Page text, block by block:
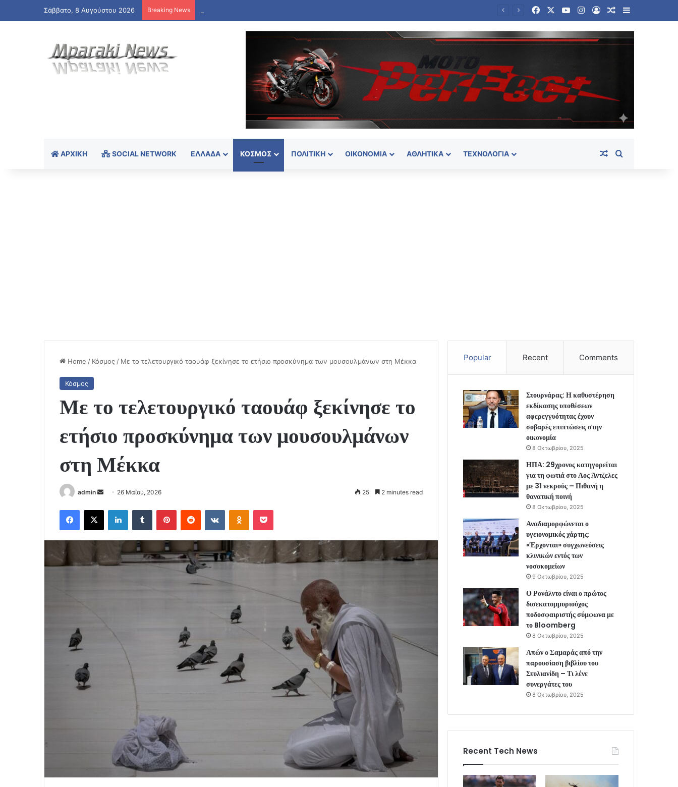
Σάββατο, 8 Αυγούστου 2026 Breaking News FacebookYouTubeInstagram
Log InRandom Article
Sidebar
ΑΡΧΙΚΉ SOCIAL NETWORK ΕΛΛΆΔΑ ΚΌΣΜΟΣ ΠΟΛΙΤΙΚΉ ΟΙΚΟΝΟΜΊΑ ΑΘΛΗΤΙΚΆ ΤΕΧΝΟΛΟΓΊΑ Random Article
Home / Κόσμος / Με το τελετουργικό ταουάφ ξεκίνησε το ετήσιο προσκύνημα των μουσουλμάνων στη Μέκκα
Κόσμος
Με το τελετουργικό ταουάφ ξεκίνησε το
ετήσιο προσκύνημα των μουσουλμάνων
στη Μέκκα
admin
Send
email
26 Μαΐου, 2026 25 2 minutes read
Facebook
X LinkedInTumblr PinterestReddit VKontakteOdnoklassniki
Pocket
Popular Recent Comments
Στουρνάρας: Η καθυστέρηση
εκδίκασης υποθέσεων
αφερεγγυότητας έχουν
σοβαρές επιπτώσεις στην
οικονομία
8 Οκτωβρίου, 2025
ΗΠΑ: 29χρονος κατηγορείται
για τη φωτιά στο Λος Άντζελες
με 31 νεκρούς – Πιθανή η
θανατική ποινή
8 Οκτωβρίου, 2025
Αναδιαμορφώνεται ο
υγειονομικός χάρτης:
«Έρχονται» συγχωνεύσεις
κλινικών εντός των
νοσοκομείων
9 Οκτωβρίου, 2025
Ο Ρονάλντο είναι ο πρώτος
δισεκατομμυριούχος
ποδοσφαιριστής σύμφωνα με
το Bloomberg
8 Οκτωβρίου, 2025
Απών ο Σαμαράς από την
παρουσίαση βιβλίου του
Στυλιανίδη – Τι λένε
συνεργάτες του
8 Οκτωβρίου, 2025
Recent Tech News